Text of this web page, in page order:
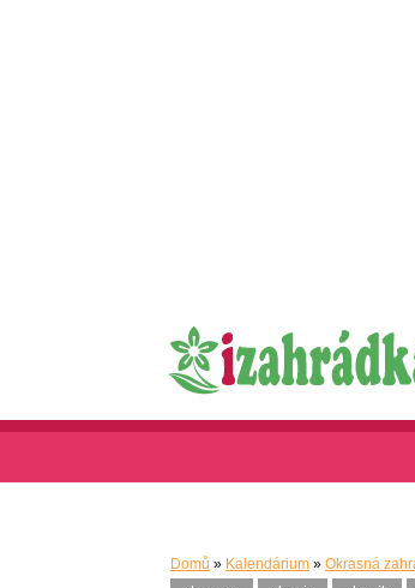
Domů » Kalendárium » Okrasná